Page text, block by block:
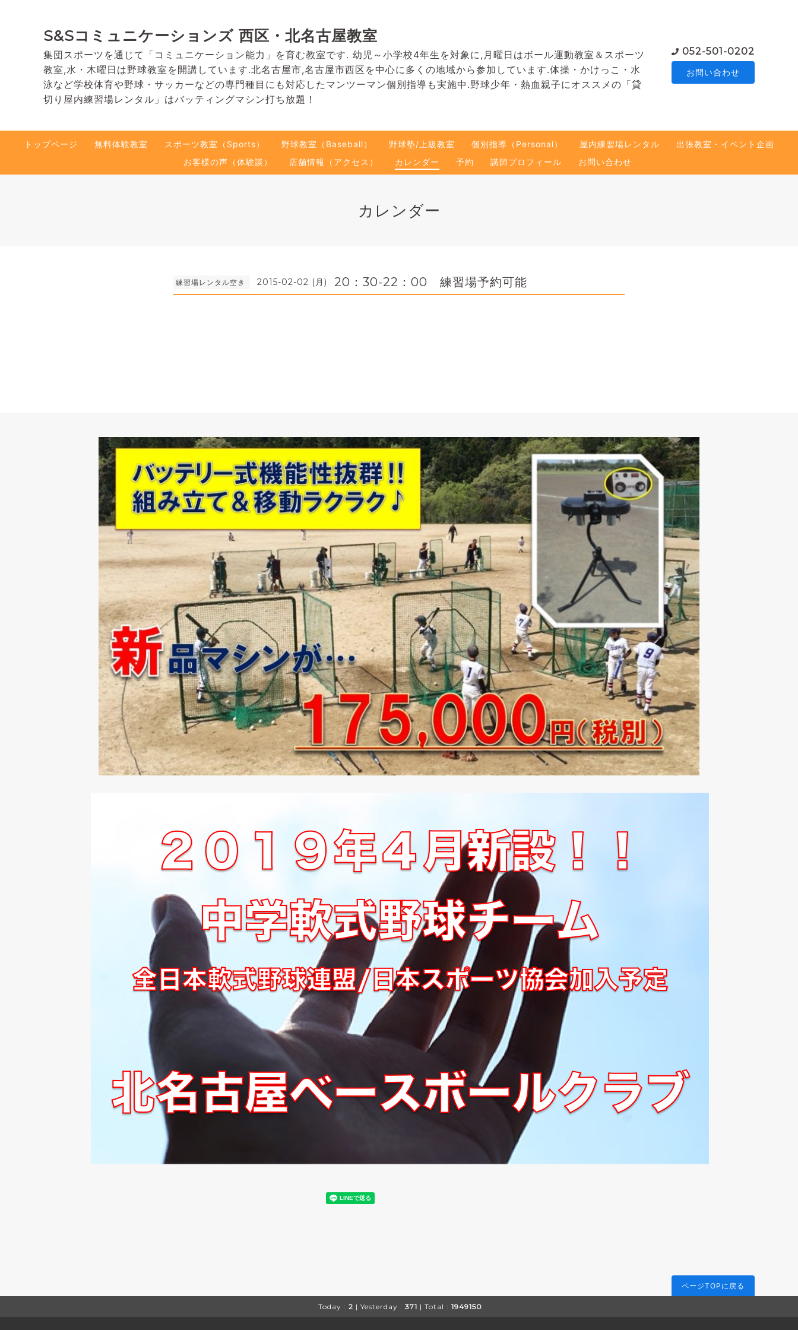
S&Sコミュニケーションズ 西区・北名古屋教室
集団スポーツを通じて「コミュニケーション能力」を育む教室です. 幼児～小学校4年生を対象に,月曜日はボール運動教室＆スポーツ
教室,水・木曜日は野球教室を開講しています.北名古屋市,名古屋市西区を中心に多くの地域から参加しています.体操・かけっこ・水
泳など学校体育や野球・サッカーなどの専門種目にも対応したマンツーマン個別指導も実施中.野球少年・熱血親子にオススメの「貸
切り屋内練習場レンタル」はバッティングマシン打ち放題！
052-501-0202
お問い合わせ
トップページ 無料体験教室 スポーツ教室（Sports） 野球教室（Baseball） 野球塾/上級教室 個別指導（Personal） 屋内練習場レンタル
出張教室・イベント企画
お客様の声（体験談）
店舗情報（アクセス） カレンダー 予約 講師プロフィール お問い合わせ
カレンダー
練習場レンタル空き 2015-02-02 (月) 20：30-22：00 練習場予約可能
ページTOPに戻る
Today : 2 | Yesterday : 371 | Total : 1949150